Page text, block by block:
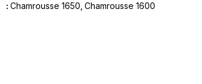
: Chamrousse 1650 Chamrousse 1600